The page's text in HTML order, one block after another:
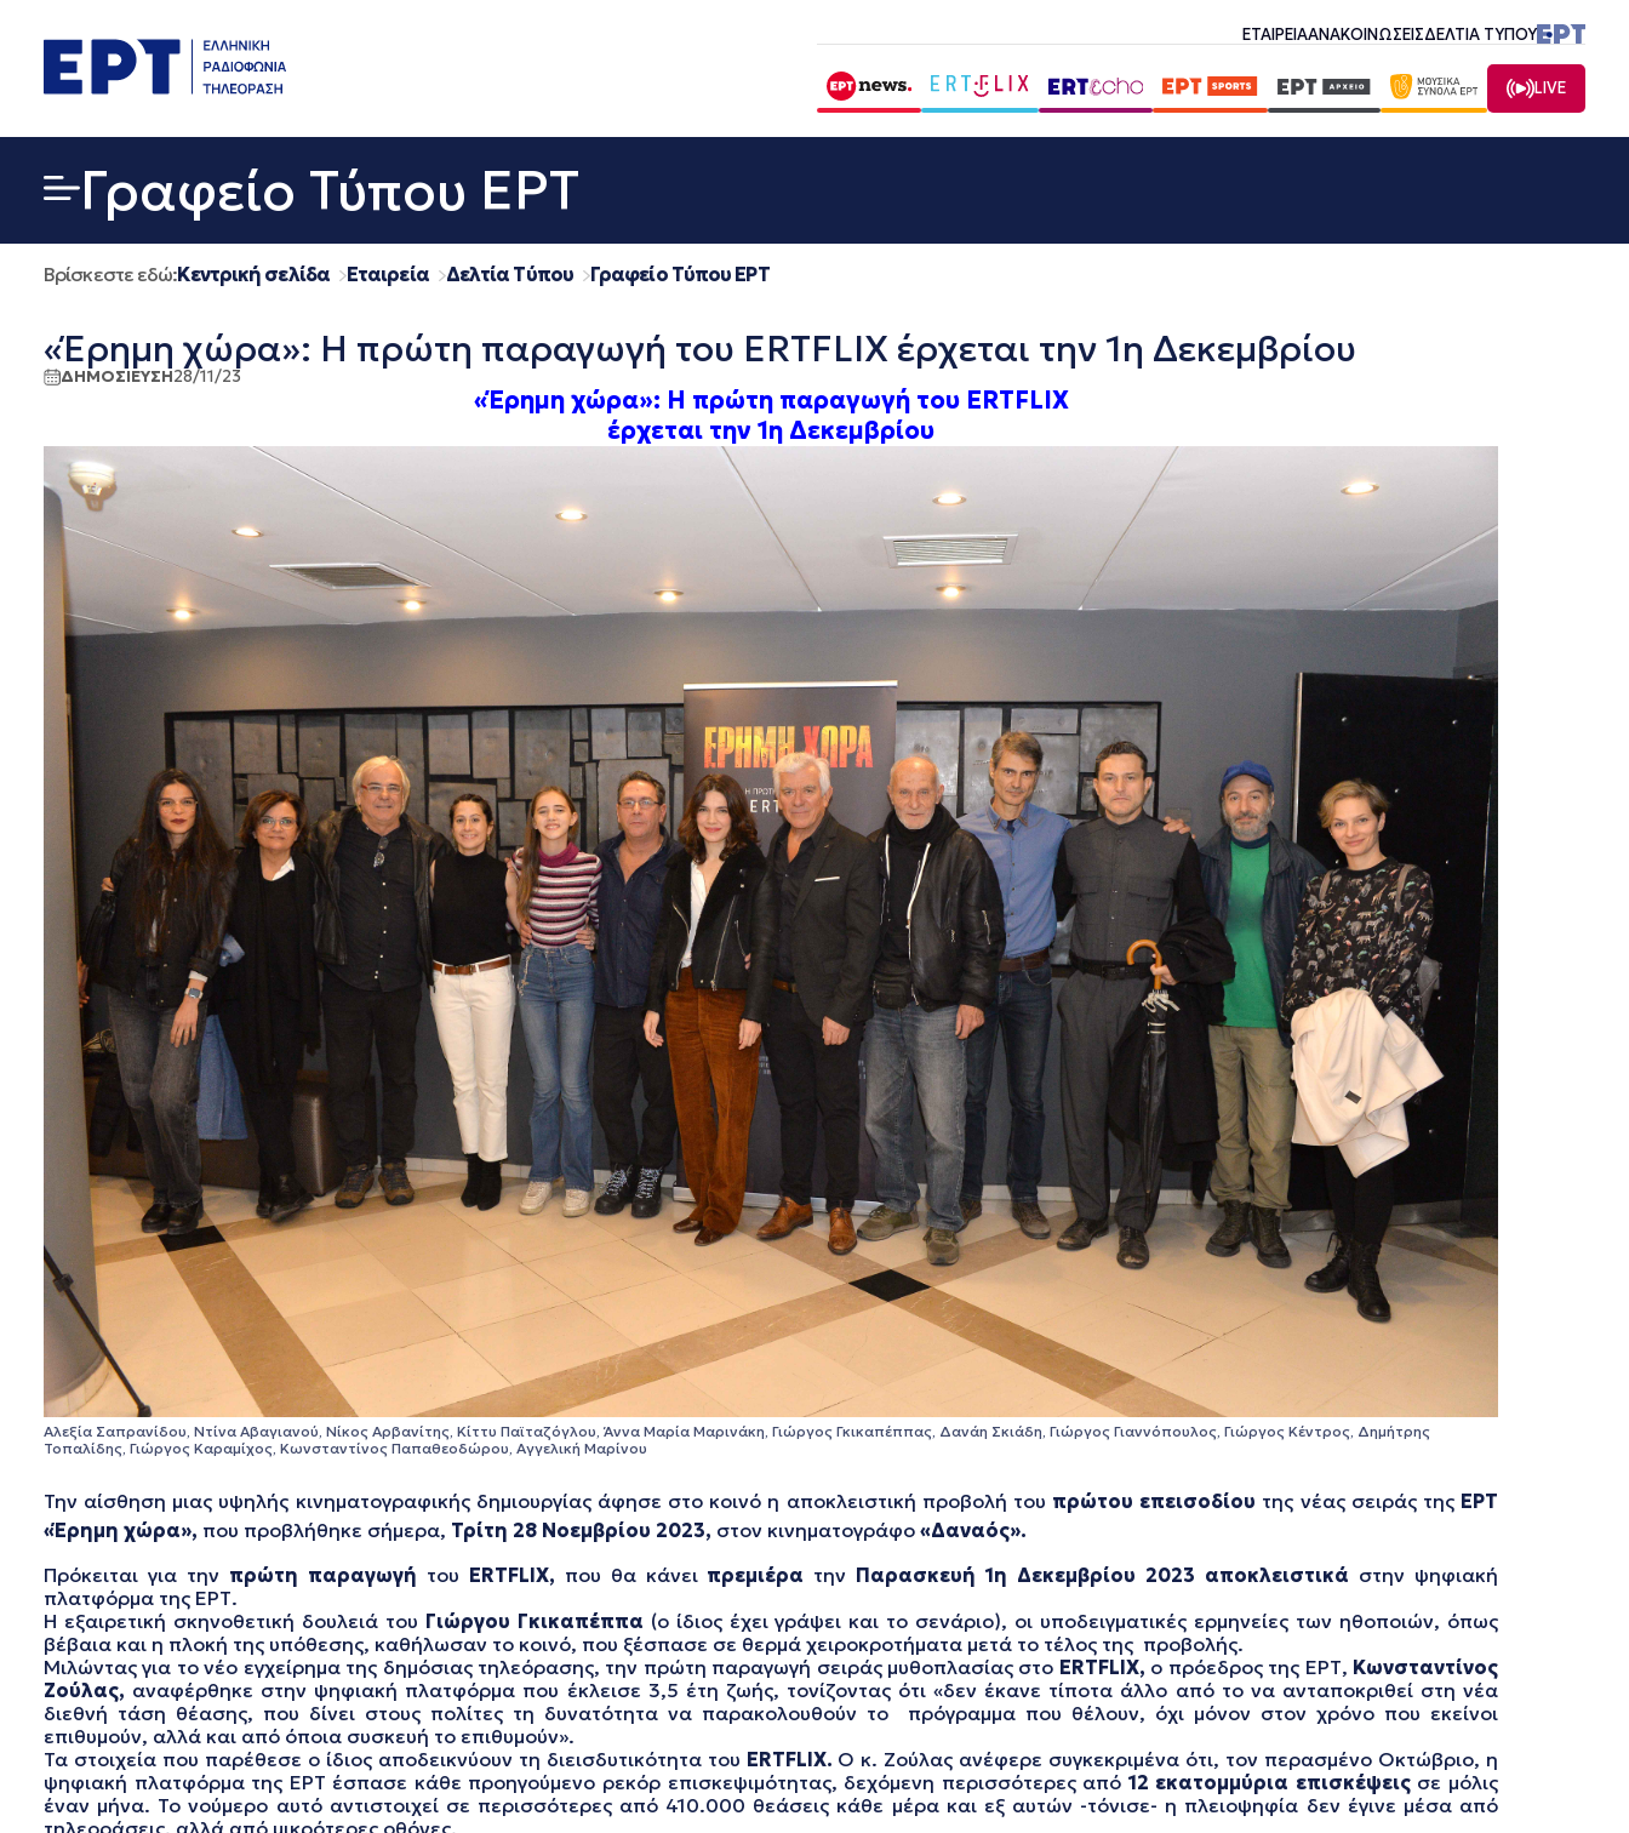
περιεχόμενο
ΕΤΑΙΡΕΙΑΑΝΑΚΟΙΝΩΣΕΙΣΔΕΛΤΙΑ ΤΥΠΟΥ
LIVE
Γραφείο Τύπου ΕΡΤ
Βρίσκεστε εδώ:Κεντρική σελίδα Εταιρεία Δελτία Τύπου Γραφείο Τύπου ΕΡΤ
«Έρημη χώρα»: Η πρώτη παραγωγή του ERTFLIX έρχεται την 1η Δεκεμβρίου
ΔΗΜΟΣΙΕΥΣΗ28/11/23
«Έρημη χώρα»: Η πρώτη παραγωγή του ERTFLIX
έρχεται την 1η Δεκεμβρίου
Αλεξία Σαπρανίδου, Ντίνα Αβαγιανού, Νίκος Αρβανίτης, Κίττυ Παϊταζόγλου, Άννα Μαρία Μαρινάκη, Γιώργος Γκικαπέππας, Δανάη Σκιάδη, Γιώργος Γιαννόπουλος, Γιώργος Κέντρος, Δημήτρης
Τοπαλίδης, Γιώργος Καραμίχος, Κωνσταντίνος Παπαθεοδώρου, Αγγελική Μαρίνου
Την αίσθηση μιας υψηλής κινηματογραφικής δημιουργίας άφησε στο κοινό η αποκλειστική προβολή του πρώτου επεισοδίου της νέας σειράς της ΕΡΤ
«Έρημη χώρα», που προβλήθηκε σήμερα, Τρίτη 28 Νοεμβρίου 2023, στον κινηματογράφο «Δαναός».
Πρόκειται για την πρώτη παραγωγή του ERTFLIX, που θα κάνει πρεμιέρα την Παρασκευή 1η Δεκεμβρίου 2023 αποκλειστικά στην ψηφιακή
πλατφόρμα της ΕΡΤ.
Η εξαιρετική σκηνοθετική δουλειά του Γιώργου Γκικαπέππα (ο ίδιος έχει γράψει και το σενάριο), οι υποδειγματικές ερμηνείες των ηθοποιών, όπως
βέβαια και η πλοκή της υπόθεσης, καθήλωσαν το κοινό, που ξέσπασε σε θερμά χειροκροτήματα μετά το τέλος της προβολής.
Μιλώντας για το νέο εγχείρημα της δημόσιας τηλεόρασης, την πρώτη παραγωγή σειράς μυθοπλασίας στο ERTFLIX, o πρόεδρος της ΕΡΤ, Κωνσταντίνος
Ζούλας, αναφέρθηκε στην ψηφιακή πλατφόρμα που έκλεισε 3,5 έτη ζωής, τονίζοντας ότι «δεν έκανε τίποτα άλλο από το να ανταποκριθεί στη νέα
διεθνή τάση θέασης, που δίνει στους πολίτες τη δυνατότητα να παρακολουθούν το πρόγραμμα που θέλουν, όχι μόνον στον χρόνο που εκείνοι
επιθυμούν, αλλά και από όποια συσκευή το επιθυμούν».
Τα στοιχεία που παρέθεσε ο ίδιος αποδεικνύουν τη διεισδυτικότητα του ERTFLIX. Ο κ. Ζούλας ανέφερε συγκεκριμένα ότι, τον περασμένο Οκτώβριο, η
ψηφιακή πλατφόρμα της ΕΡΤ έσπασε κάθε προηγούμενο ρεκόρ επισκεψιμότητας, δεχόμενη περισσότερες από 12 εκατομμύρια επισκέψειςσε μόλις
έναν μήνα. Το νούμερο αυτό αντιστοιχεί σε περισσότερες από 410.000 θεάσεις κάθε μέρα και εξ αυτών -τόνισε- η πλειοψηφία δεν έγινε μέσα από